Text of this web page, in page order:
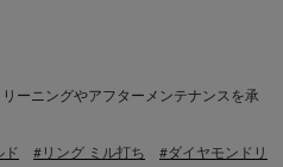
ーニングやアフターメンテナンスを承
ド
#リング ミル打ち
#ダイヤモンドリ